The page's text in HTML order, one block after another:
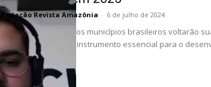
Redação Revista Amazônia - 6 de julho de 2024
A partir de 2025, muitos municípios brasileiros voltarão
do Plano Diretor, um instrumento essencial para o
Este...